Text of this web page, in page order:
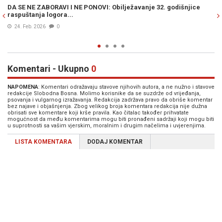
MEĐU STRADALIMA U JABLANICI SU I NJIH DVOJE: Irmela i
Jasmin Čilić dobili spomenik, zagrljeni pronađeni pod
Komentari - Ukupno 0
NAPOMENA: Komentari odražavaju stavove njihovih autora, a ne nužno i stavove
redakcije Slobodna Bosna. Molimo korisnike da se suzdrže od vrijeđanja,
psovanja i vulgarnog izražavanja. Redakcija zadržava pravo da obriše komentar
bez najave i objašnjenja. Zbog velikog broja komentara redakcija nije dužna
obrisati sve komentare koji krše pravila. Kao čitalac također prihvatate
mogućnost da među komentarima mogu biti pronađeni sadržaji koji mogu biti
u suprotnosti sa vašim vjerskim, moralnim i drugim načelima i uvjerenjima.
LISTA KOMENTARA DODAJ KOMENTAR